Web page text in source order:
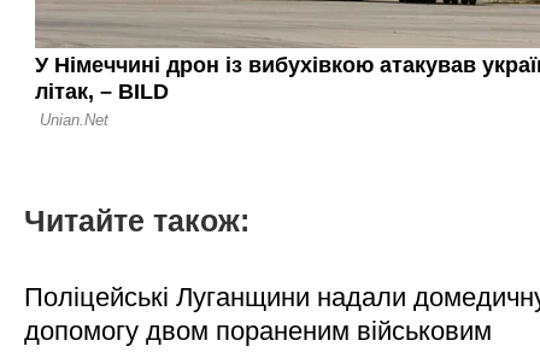
Читайте також:
Поліцейські Луганщини надали
допомогу двом пораненим військовим